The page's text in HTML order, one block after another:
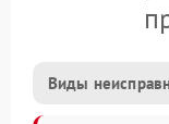
Виды